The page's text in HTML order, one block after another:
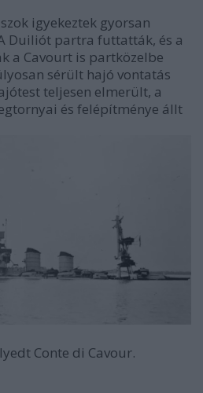
igyekeztek gyorsan
Duiliót partra futtatták, és a
a Cavourt is partközelbe
sérült hajó vontatás
teljesen elmerült, a
és felépítménye állt
Conte di Cavour.